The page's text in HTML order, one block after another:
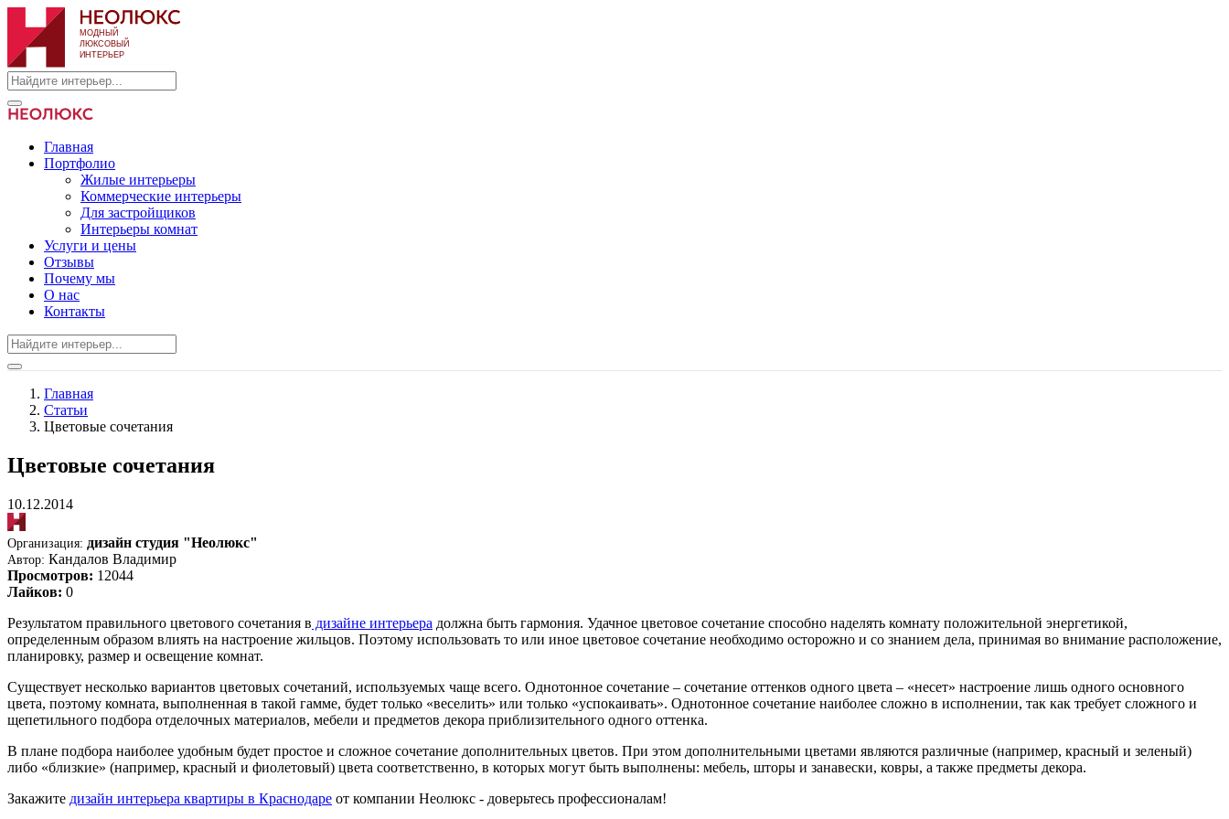
Главная
Портфолио
Жилые интерьеры
Коммерческие интерьеры
Для застройщиков
Интерьеры комнат
Услуги и цены
Отзывы
Почему мы
О нас
Контакты
Главная
Статьи
Цветовые сочетания
Цветовые сочетания
10.12.2014
Организация: дизайн студия "Неолюкс"
Автор: Кандалов Владимир
Просмотров: 12044
Лайков: 0
Результатом правильного цветового сочетания в дизайне интерьера должна быть гармония. Удачное цветовое сочетание способно наделять комнату положительной энергетикой,
определенным образом влиять на настроение жильцов. Поэтому использовать то или иное цветовое сочетание необходимо осторожно и со знанием дела, принимая во внимание расположение,
планировку, размер и освещение комнат.
Существует несколько вариантов цветовых сочетаний, используемых чаще всего. Однотонное сочетание – сочетание оттенков одного цвета – «несет» настроение лишь одного основного
цвета, поэтому комната, выполненная в такой гамме, будет только «веселить» или только «успокаивать». Однотонное сочетание наиболее сложно в исполнении, так как требует сложного и
щепетильного подбора отделочных материалов, мебели и предметов декора приблизительного одного оттенка.
В плане подбора наиболее удобным будет простое и сложное сочетание дополнительных цветов. При этом дополнительными цветами являются различные (например, красный и зеленый)
либо «близкие» (например, красный и фиолетовый) цвета соответственно, в которых могут быть выполнены: мебель, шторы и занавески, ковры, а также предметы декора.
Закажите дизайн интерьера квартиры в Краснодаре от компании Неолюкс - доверьтесь профессионалам!